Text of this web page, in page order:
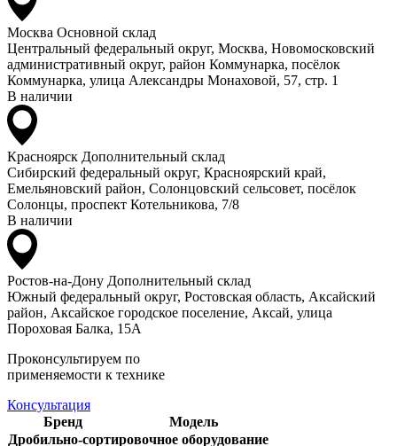
Москва Основной склад
Центральный федеральный округ, Москва, Новомосковский
административный округ, район Коммунарка, посёлок
Коммунарка, улица Александры Монаховой, 57, стр. 1
В наличии
Красноярск Дополнительный склад
Сибирский федеральный округ, Красноярский край,
Емельяновский район, Солонцовский сельсовет, посёлок
Солонцы, проспект Котельникова, 7/8
В наличии
Ростов-на-Дону Дополнительный склад
Южный федеральный округ, Ростовская область, Аксайский
район, Аксайское городское поселение, Аксай, улица
Пороховая Балка, 15А
Проконсультируем по
применяемости к технике
Консультация
Бренд
Модель
Дробильно-сортировочное оборудование